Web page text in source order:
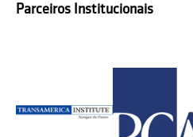
Parceiros Institucionais